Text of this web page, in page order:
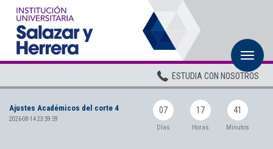
ESTUDIA CON NOSOTROS
Ajustes Académicos del corte 4
2026-08-14 23:59:59
07
Días
17
Horas
41
Minutos
Pregrados